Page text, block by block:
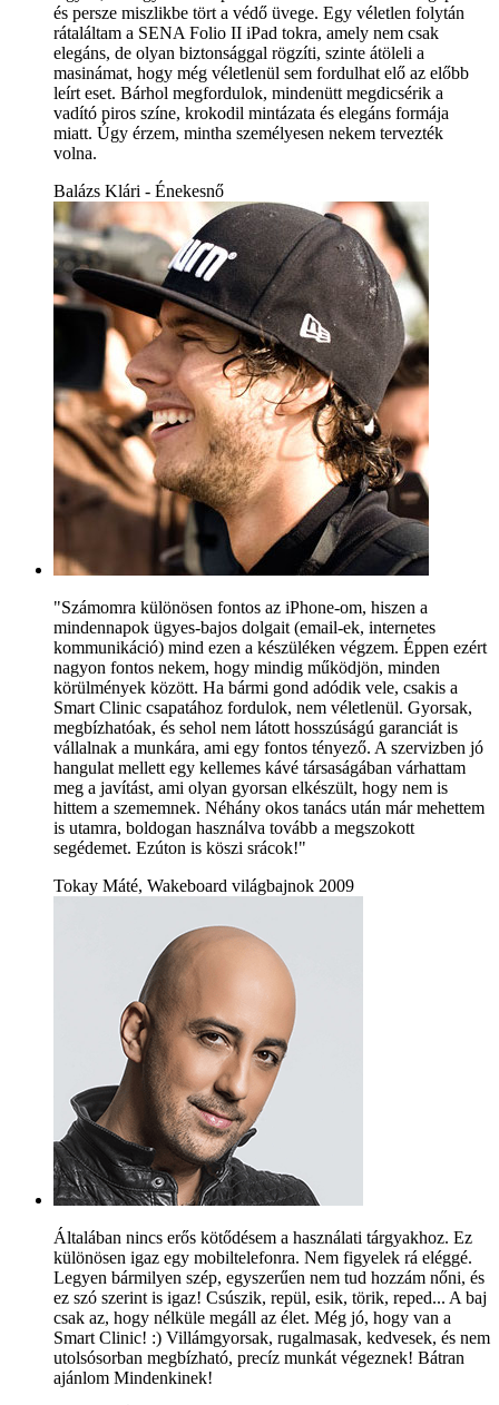
és persze miszlikbe tört a védő üvege. Egy véletlen folytán
rátaláltam a SENA Folio II iPad tokra, amely nem csak
elegáns, de olyan biztonsággal rögzíti, szinte átöleli a
masinámat, hogy még véletlenül sem fordulhat elő az előbb
leírt eset. Bárhol megfordulok, mindenütt megdicsérik a
vadító piros színe, krokodil mintázata és elegáns formája
miatt. Úgy érzem, mintha személyesen nekem tervezték
volna.
Balázs Klári - Énekesnő
"Számomra különösen fontos az iPhone-om, hiszen a
mindennapok ügyes-bajos dolgait (email-ek, internetes
kommunikáció) mind ezen a készüléken végzem. Éppen ezért
nagyon fontos nekem, hogy mindig működjön, minden
körülmények között. Ha bármi gond adódik vele, csakis a
Smart Clinic csapatához fordulok, nem véletlenül. Gyorsak,
megbízhatóak, és sehol nem látott hosszúságú garanciát is
vállalnak a munkára, ami egy fontos tényező. A szervizben jó
hangulat mellett egy kellemes kávé társaságában várhattam
meg a javítást, ami olyan gyorsan elkészült, hogy nem is
hittem a szememnek. Néhány okos tanács után már mehettem
is utamra, boldogan használva tovább a megszokott
segédemet. Ezúton is köszi srácok!"
Tokay Máté, Wakeboard világbajnok 2009
Általában nincs erős kötődésem a használati tárgyakhoz. Ez
különösen igaz egy mobiltelefonra. Nem figyelek rá eléggé.
Legyen bármilyen szép, egyszerűen nem tud hozzám nőni, és
ez szó szerint is igaz! Csúszik, repül, esik, törik, reped... A baj
csak az, hogy nélküle megáll az élet. Még jó, hogy van a
Smart Clinic! :) Villámgyorsak, rugalmasak, kedvesek, és nem
utolsósorban megbízható, precíz munkát végeznek! Bátran
ajánlom Mindenkinek!